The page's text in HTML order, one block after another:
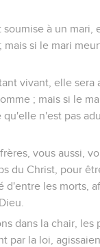
à un mari,
mais si le mari
vivant, elle sera
; mais si le
qu'elle n'est pas
vous aussi,
du Christ, pour
d'entre les morts,
dans la chair, les
par la loi,